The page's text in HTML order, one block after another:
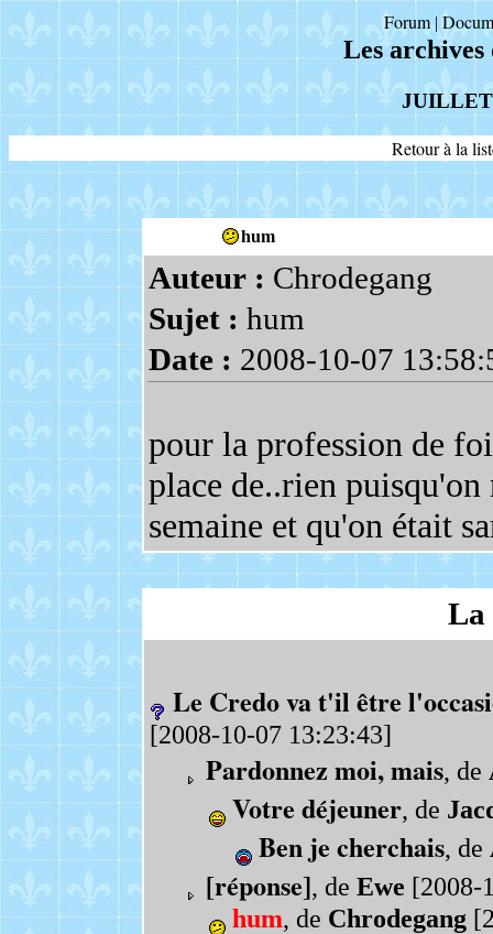
Forum|
Les
JUILLET
Retour à la
hum
Auteur : Chrodegang
Sujet : hum
Date : 2008-10-07
pour la profession de
place de..rien puisqu'on
semaine et qu'on était
La
Le Credo va t'il être
[2008-10-07 13:23:43]
Pardonnez moi, mais, de
Votre déjeuner, de
Ben je cherchais, de
[réponse], de Ewe [2008-
hum, de Chrodegang